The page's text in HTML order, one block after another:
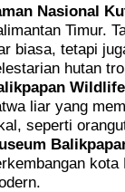
Nasional
Timur.
biasa, tetapi
hutan
liar yang
seperti